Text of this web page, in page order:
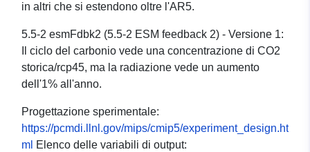
in altri che si estendono oltre l'AR5.
5.5-2 esmFdbk2 (5.5-2 ESM feedback 2) - Versione 1:
Il ciclo del carbonio vede una concentrazione di CO2
storica/rcp45, ma la radiazione vede un aumento
dell'1% all'anno.
Progettazione sperimentale:
https://pcmdi.llnl.gov/mips/cmip5/experiment_design.ht
ml Elenco delle variabili di output: